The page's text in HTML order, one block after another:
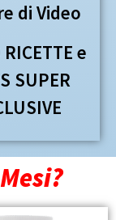
di Video
RICETTE e
SUPER